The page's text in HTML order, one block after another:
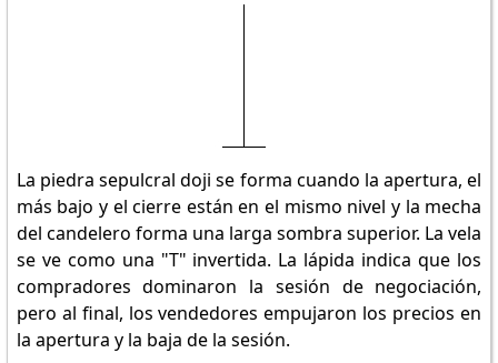
La piedra sepulcral doji se forma cuando la apertura, el
más bajo y el cierre están en el mismo nivel y la mecha
del candelero forma una larga sombra superior. La vela
se ve como una "T" invertida. La lápida indica que los
compradores dominaron la sesión de negociación,
pero al final, los vendedores empujaron los precios en
la apertura y la baja de la sesión.